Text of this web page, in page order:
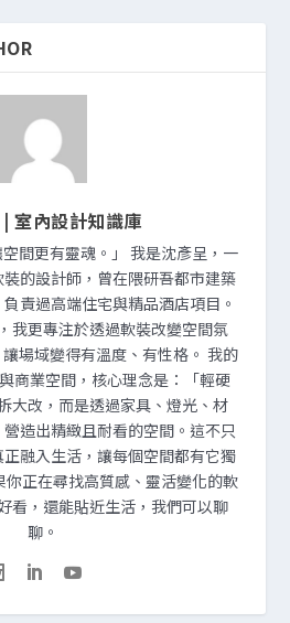
室內設計知識庫
空間更有靈魂。」 我是沈彥呈，一
的設計師，曾在隈研吾都市建築
責過高端住宅與精品酒店項目。
我更專注於透過軟裝改變空間氛
場域變得有溫度、有性格。 我的
商業空間，核心理念是：「輕硬
大改，而是透過家具、燈光、材
造出精緻且耐看的空間。這不只
融入生活，讓每個空間都有它獨
正在尋找高質感、靈活變化的軟
看，還能貼近生活，我們可以聊
聊。